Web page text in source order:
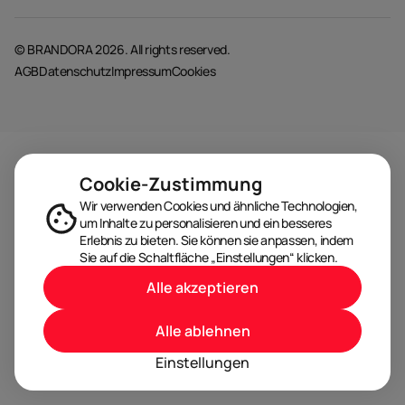
© BRANDORA 2026. All rights reserved.
AGBDatenschutzImpressumCookies
Cookie-Zustimmung
Wir verwenden Cookies und ähnliche Technologien,
um Inhalte zu personalisieren und ein besseres
Erlebnis zu bieten. Sie können sie anpassen, indem
Sie auf die Schaltfläche „Einstellungen“ klicken.
Einstellungen
Alle ablehnen
Alle akzeptieren